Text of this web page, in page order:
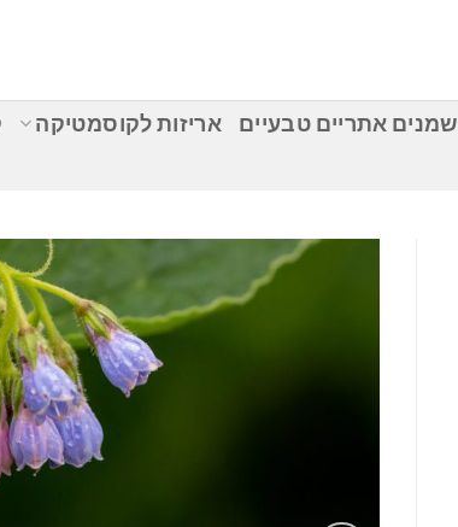
שמנים אתריים טבעיים אריזות לקוסמטיקה